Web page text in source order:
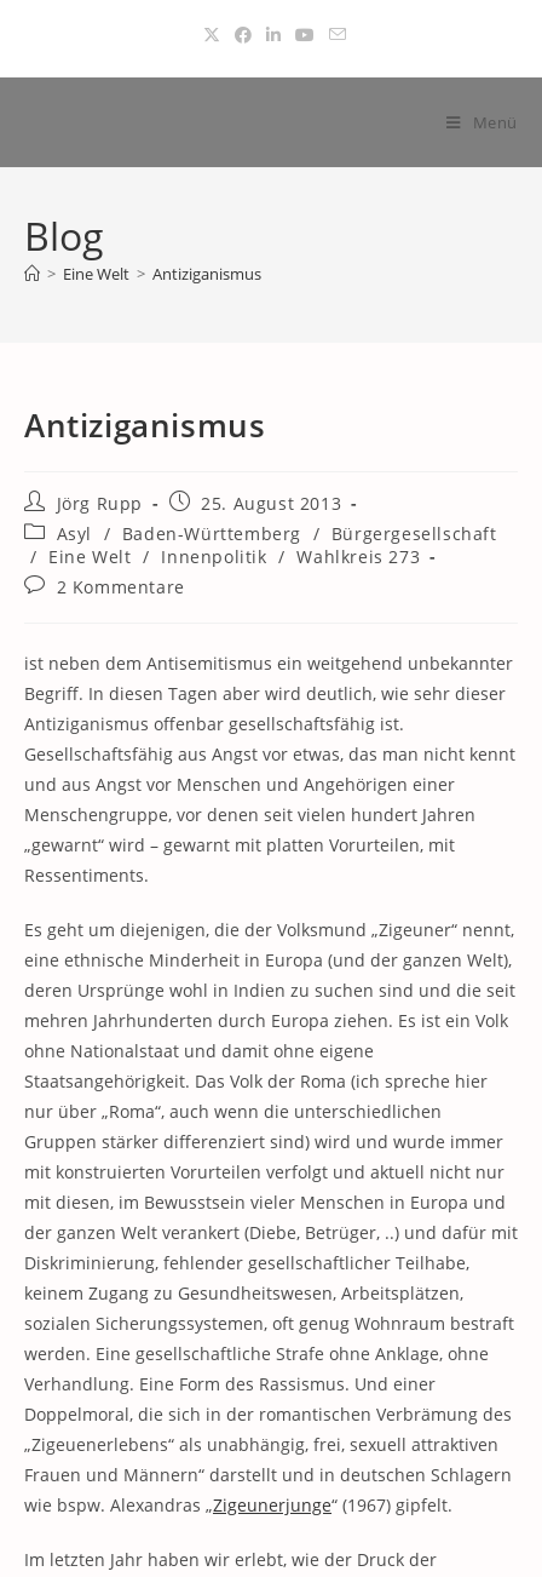
springen
Menü
Blog
> Eine Welt > Antiziganismus
Antiziganismus
Beitrags-
Autor:
Jörg Rupp
Beitrag
veröffentlicht:
25. August 2013
Beitrags-
Kategorie:
Asyl / Baden-Württemberg / Bürgergesellschaft
/ Eine Welt / Innenpolitik / Wahlkreis 273
Beitrags-
2 Kommentare
ist neben dem Antisemitismus ein weitgehend unbekannter
Begriff. In diesen Tagen aber wird deutlich, wie sehr dieser
Antiziganismus offenbar gesellschaftsfähig ist.
Gesellschaftsfähig aus Angst vor etwas, das man nicht kennt
und aus Angst vor Menschen und Angehörigen einer
Menschengruppe, vor denen seit vielen hundert Jahren
„gewarnt“ wird – gewarnt mit platten Vorurteilen, mit
Ressentiments.
Es geht um diejenigen, die der Volksmund „Zigeuner“ nennt,
eine ethnische Minderheit in Europa (und der ganzen Welt),
deren Ursprünge wohl in Indien zu suchen sind und die seit
mehren Jahrhunderten durch Europa ziehen. Es ist ein Volk
ohne Nationalstaat und damit ohne eigene
Staatsangehörigkeit. Das Volk der Roma (ich spreche hier
nur über „Roma“, auch wenn die unterschiedlichen
Gruppen stärker differenziert sind) wird und wurde immer
mit konstruierten Vorurteilen verfolgt und aktuell nicht nur
mit diesen, im Bewusstsein vieler Menschen in Europa und
der ganzen Welt verankert (Diebe, Betrüger, ..) und dafür mit
Diskriminierung, fehlender gesellschaftlicher Teilhabe,
keinem Zugang zu Gesundheitswesen, Arbeitsplätzen,
sozialen Sicherungssystemen, oft genug Wohnraum bestraft
werden. Eine gesellschaftliche Strafe ohne Anklage, ohne
Verhandlung. Eine Form des Rassismus. Und einer
Doppelmoral, die sich in der romantischen Verbrämung des
„Zigeuenerlebens“ als unabhängig, frei, sexuell attraktiven
Frauen und Männern“ darstellt und in deutschen Schlagern
wie bspw. Alexandras „Zigeunerjunge“ (1967) gipfelt.
Im letzten Jahr haben wir erlebt, wie der Druck der